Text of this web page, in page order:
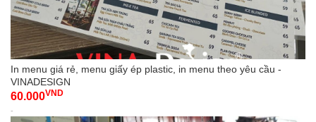
In menu giá rẻ, menu giấy ép plastic, in menu theo yêu cầu -
VINADESIGN
60.000VND
-